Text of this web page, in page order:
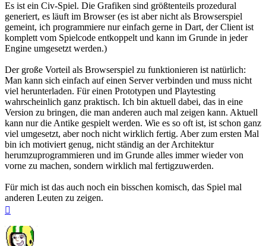
Es ist ein Civ-Spiel. Die Grafiken sind größtenteils prozedural
generiert, es läuft im Browser (es ist aber nicht als Browserspiel
gemeint, ich programmiere nur einfach gerne in Dart, der Client ist
komplett vom Spielcode entkoppelt und kann im Grunde in jeder
Engine umgesetzt werden.)
Der große Vorteil als Browserspiel zu funktionieren ist natürlich:
Man kann sich einfach auf einen Server verbinden und muss nicht
viel herunterladen. Für einen Prototypen und Playtesting
wahrscheinlich ganz praktisch. Ich bin aktuell dabei, das in eine
Version zu bringen, die man anderen auch mal zeigen kann. Aktuell
kann nur die Antike gespielt werden. Wie es so oft ist, ist schon ganz
viel umgesetzt, aber noch nicht wirklich fertig. Aber zum ersten Mal
bin ich motiviert genug, nicht ständig an der Architektur
herumzuprogrammieren und im Grunde alles immer wieder von
vorne zu machen, sondern wirklich mal fertigzuwerden.
Für mich ist das auch noch ein bisschen komisch, das Spiel mal
anderen Leuten zu zeigen.